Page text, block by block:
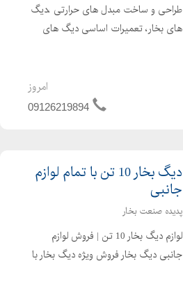
طراحی و ساخت مبدل های حرارتی ،دیگ
های بخار، تعمیرات اساسی دیگ های
اطلاعات بیشتر با شم...
امروز
09126219894
دیگ بخار 10 تن با تمام لوازم
جانبی
پدیده صنعت بخار
لوازم دیگ بخار 10 تن | فروش لوازم
جانبی دیگ بخار فروش ویژه دیگ بخار با